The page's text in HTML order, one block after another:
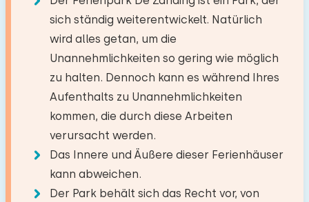
Anzahl der Erwachsene −
Anzahl der Kinder − +
Anzahl der Babys −
Anzahl der Haustiere − +
sich ständig weiterentwickelt. Natürlich
wird alles getan, um die
Unannehmlichkeiten so gering wie möglich
zu halten. Dennoch kann es während Ihres
Aufenthalts zu Unannehmlichkeiten
kommen, die durch diese Arbeiten
verursacht werden.
Das Innere und Äußere dieser Ferienhäuser
kann abweichen.
Der Park behält sich das Recht vor, von
Küche
Kombi Backofen/Mikrowelle
Geschirrspüler
Kühlschrank
Filter Kaffeemaschine
Wasserkocher
Boden:
1. Stock
Schlafplätze: 2
Bett: Einzel
Abmessungen: 80 x 200
Bettdecke(n): Einzelbettdecke
Bett: Einzel
Abmessungen: 80 x 200
Badezimmer
Boden:
1. Stock
Waschen-Handbassin
DuschKabine
Restaurant
0,0 km
Dorf/Stadtzentrum
2,0 km
Wald
Freizeitsee
0,6 km
Angelgewässer
17,2 km
Golfplatz
Nationalpark
Vergnügungspark
Zugbahnhof
12,8 km
Bushaltestelle